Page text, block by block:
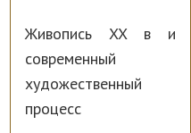
Живопись XX в и
современный
художественный
процесс